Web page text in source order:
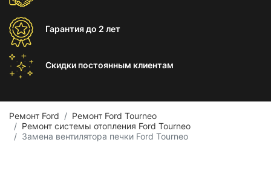
Гарантиядо 2 лет
Скидки постоянным клиентам
Ремонт Ford
Ремонт Ford Tourneo
Ремонт системы отопления Ford Tourneo
Замена вентилятора печки Ford Tourneo